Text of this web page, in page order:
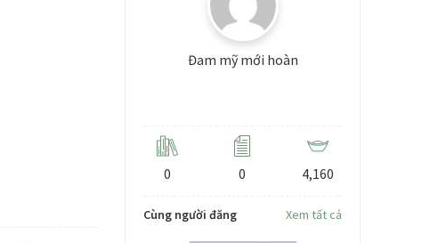
Đam mỹ mới hoàn
0 0 4,160
Cùng người đăng Xem tất cả